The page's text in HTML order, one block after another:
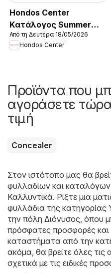
Hondos Center
Kατάλογος Summer
2026
Από τη Δευτέρα 18/05/2026
Hondos Center
Προϊόντα που
αγοράσετε
τιμή
Concealer
Στον ιστότοπο μας θα
φυλλαδίων και
Καλλυντικά. Ρίξτε μια
φυλλάδια της κατηγορίας
την πόλη Διόνυσος, όπου
πρόσφατες προσφορές και
καταστήματα από την
ακόμα, θα βρείτε όλες τις
σχετικά με τις ειδικές